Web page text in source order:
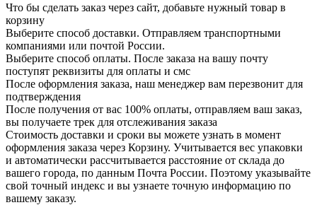
Что бы сделать заказ через сайт, добавьте нужный товар в
корзину
Выберите способ доставки. Отправляем транспортными
компаниями или почтой России.
Выберите способ оплаты. После заказа на вашу почту
поступят реквизиты для оплаты и смс
После оформления заказа, наш менеджер вам перезвонит для
подтверждения
После получения от вас 100% оплаты, отправляем ваш заказ,
вы получаете трек для отслеживания заказа
Стоимость доставки и сроки вы можете узнать в момент
оформления заказа через Корзину. Учитывается вес упаковки
и автоматически рассчитывается расстояние от склада до
вашего города, по данным Почта России. Поэтому указывайте
свой точный индекс и вы узнаете точную информацию по
вашему заказу.